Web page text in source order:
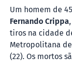
Um homem de
Fernando Crippa
tiros na cidade
Metropolitana
(22). Os mortos